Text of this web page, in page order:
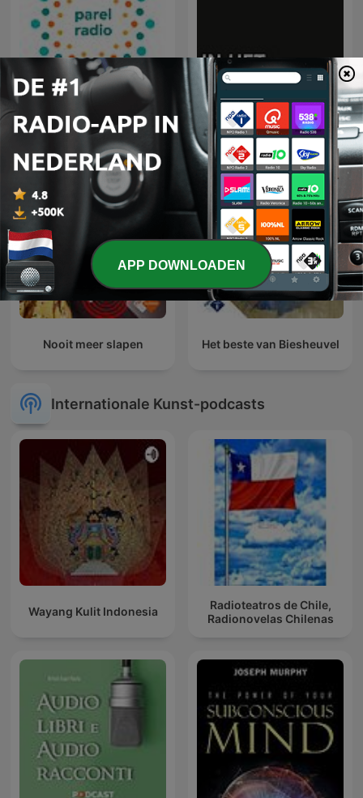
Parel Radio In het Rijksmuseum
Nooit meer slapen Het beste van Biesheuvel
Internationale Kunst-podcasts
Wayang Kulit Indonesia
Radioteatros de Chile,
Radionovelas Chilenas
APP DOWNLOADEN